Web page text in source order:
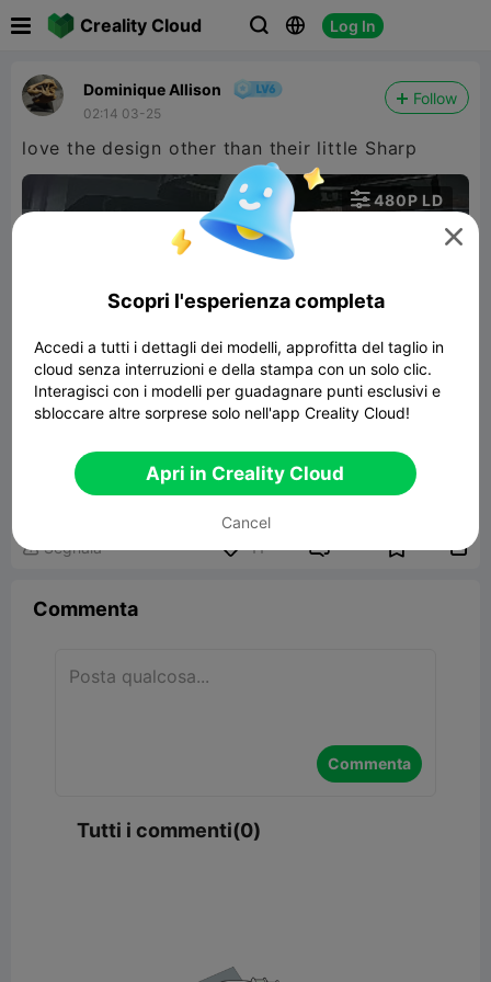
Creality Cloud   Log In
Dominique Allison
02:14 03-25
Follow
love the design other than their little Sharp
00:31

480P LD
Extendable Shuriken Katana
421.92KB
 Segnala 11  
Commenta
Commenta
Tutti i commenti(0)

Scopri l'esperienza completa
Accedi a tutti i dettagli dei modelli, approfitta del taglio in
cloud senza interruzioni e della stampa con un solo clic.
Interagisci con i modelli per guadagnare punti esclusivi e
sbloccare altre sorprese solo nell'app Creality Cloud!
Apri in Creality Cloud
Cancel